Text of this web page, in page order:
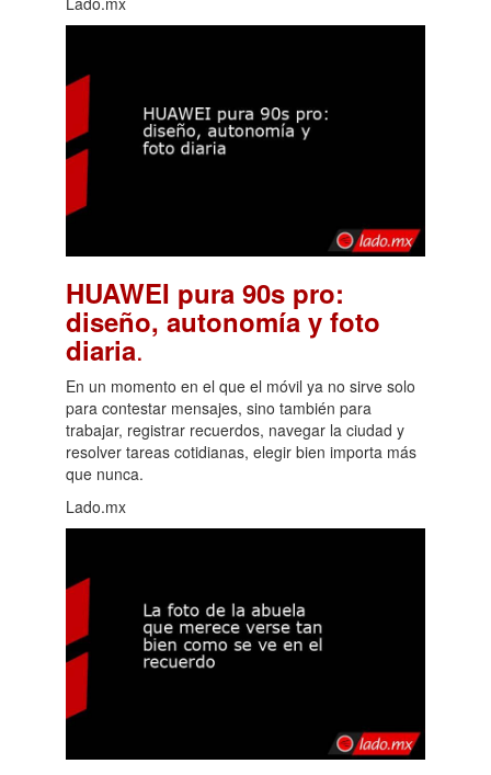
HUAWEI pura 90s pro:
diseño, autonomía y foto
diaria.
En un momento en el que el móvil ya no sirve solo
para contestar mensajes, sino también para
trabajar, registrar recuerdos, navegar la ciudad y
resolver tareas cotidianas, elegir bien importa más
que nunca.
Lado.mx